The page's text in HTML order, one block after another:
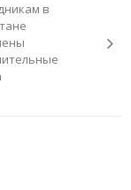
в